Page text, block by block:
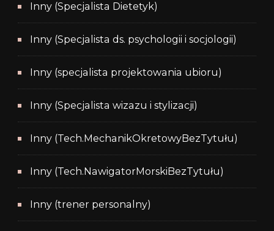
Inny (Specjalista Dietetyk)
Inny (Specjalista ds. psychologii i socjologii)
Inny (specjalista projektowania ubioru)
Inny (Specjalista wizazu i stylizacji)
Inny (Tech.MechanikOkretowyBezTytułu)
Inny (Tech.NawigatorMorskiBezTytułu)
Inny (trener personalny)